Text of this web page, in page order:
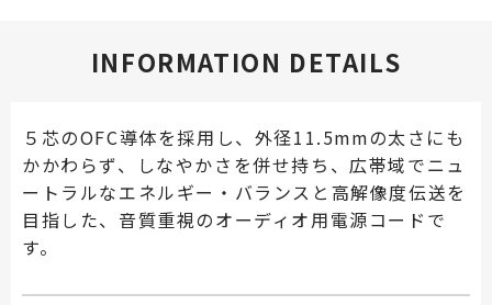
INFORMATION DETAILS
５芯のOFC導体を採用し、外径11.5mmの太さにも
かかわらず、しなやかさを併せ持ち、広帯域でニュ
ートラルなエネルギー・バランスと高解像度伝送を
目指した、音質重視のオーディオ用電源コードで
す。